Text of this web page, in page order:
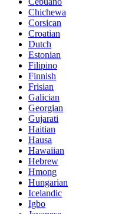
Chichewa
Corsican
Croatian
Dutch
Estonian
Filipino
Finnish
Frisian
Galician
Georgian
Gujarati
Haitian
Hausa
Hawaiian
Hebrew
Hmong
Hungarian
Icelandic
Igbo